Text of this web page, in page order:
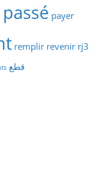
passé payer
remplir revenir rj3
قطع